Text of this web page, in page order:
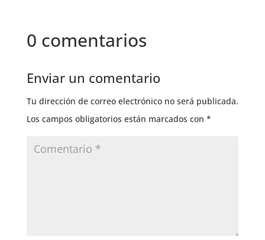
0 comentarios
Enviar un comentario
Tu dirección de correo electrónico no será publicada.
Los campos obligatorios están marcados con *